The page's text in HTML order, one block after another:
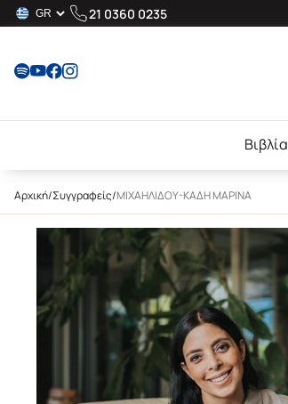
21 0360 0235
Βιβλία
Αρχική/Συγγραφείς/ΜΙΧΑΗΛΙΔΟΥ-ΚΑΔΗ ΜΑΡΙΝΑ